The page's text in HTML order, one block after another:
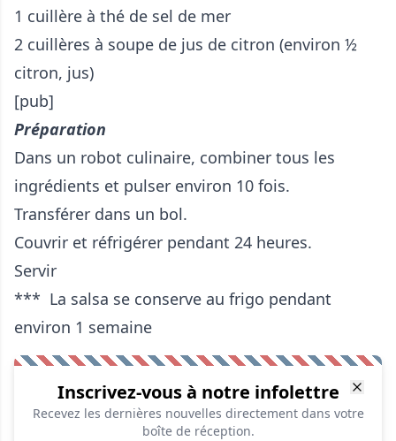
1 cuillère à thé de sel de mer
2 cuillères à soupe de jus de citron (environ ½
citron, jus)
[pub]
Préparation
Dans un robot culinaire, combiner tous les
ingrédients et pulser environ 10 fois.
Transférer dans un bol.
Couvrir et réfrigérer pendant 24 heures.
Servir
*** La salsa se conserve au frigo pendant
environ 1 semaine
Inscrivez-vous à notre infolettre
Recevez les dernières nouvelles directement dans votre
boîte de réception.